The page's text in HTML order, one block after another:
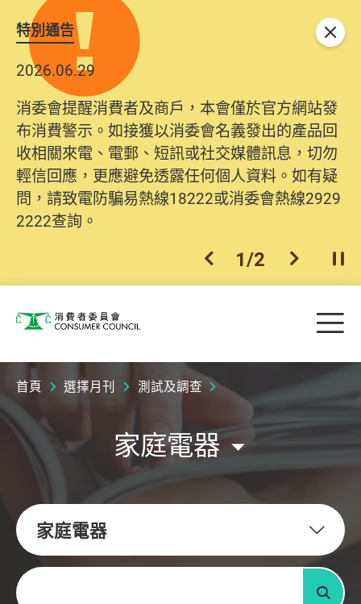
特別通告
2026.06.29
消委會提醒消費者及商戶，本會僅於官方網站發
布消費警示。如接獲以消委會名義發出的產品回
收相關來電、電郵、短訊或社交媒體訊息，切勿
輕信回應，更應避免透露任何個人資料。如有疑
問，請致電防騙易熱線18222或消委會熱線2929
2222查詢。
上一個
1/2 下一個開
關閉
消費者委員會 目
首頁 選擇月刊 測試及調查
家庭電器
家庭電器
關鍵字
搜尋